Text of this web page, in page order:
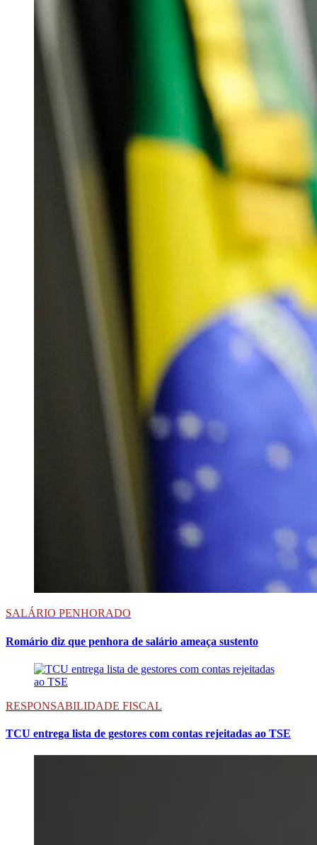
SALÁRIO PENHORADO
Romário diz que penhora de salário ameaça sustento
RESPONSABILIDADE FISCAL
TCU entrega lista de gestores com contas rejeitadas ao TSE